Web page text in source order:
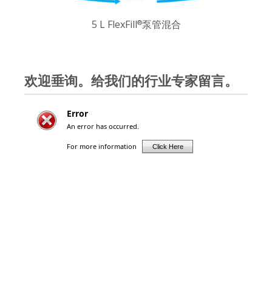
5 L FlexFill®泵管混合
欢迎垂询。给我们的行业专家留言。